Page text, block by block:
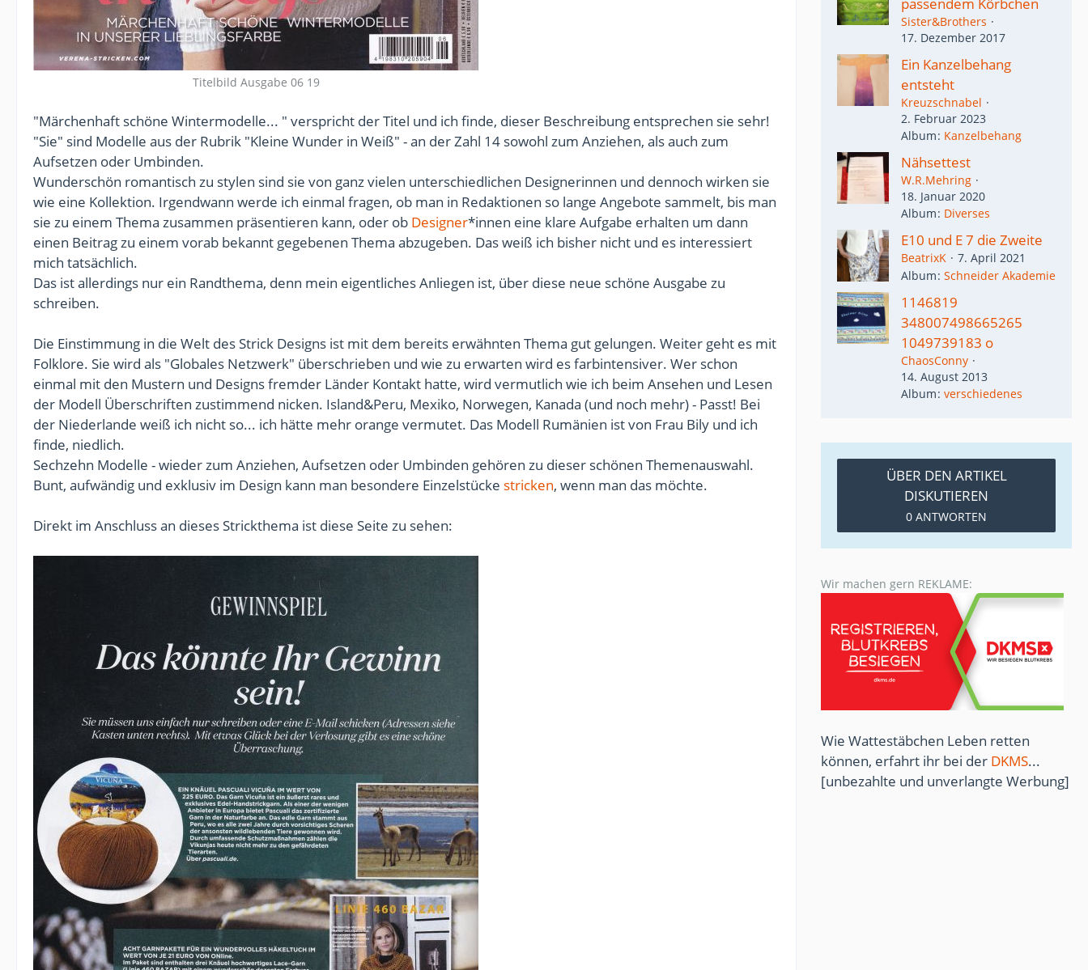
Titelbild Ausgabe 06 19
"Märchenhaft schöne Wintermodelle... " verspricht der Titel und ich finde, dieser Beschreibung entsprechen sie sehr!
"Sie" sind Modelle aus der Rubrik "Kleine Wunder in Weiß" - an der Zahl 14 sowohl zum Anziehen, als auch zum
Aufsetzen oder Umbinden.
Wunderschön romantisch zu stylen sind sie von ganz vielen unterschiedlichen Designerinnen und dennoch wirken sie
wie eine Kollektion. Irgendwann werde ich einmal fragen, ob man in Redaktionen so lange Angebote sammelt, bis man
sie zu einem Thema zusammen präsentieren kann, oder ob Designer*innen eine klare Aufgabe erhalten um dann
einen Beitrag zu einem vorab bekannt gegebenen Thema abzugeben. Das weiß ich bisher nicht und es interessiert
mich tatsächlich.
Das ist allerdings nur ein Randthema, denn mein eigentliches Anliegen ist, über diese neue schöne Ausgabe zu
schreiben.
Die Einstimmung in die Welt des Strick Designs ist mit dem bereits erwähnten Thema gut gelungen. Weiter geht es mit
Folklore. Sie wird als "Globales Netzwerk" überschrieben und wie zu erwarten wird es farbintensiver. Wer schon
einmal mit den Mustern und Designs fremder Länder Kontakt hatte, wird vermutlich wie ich beim Ansehen und Lesen
der Modell Überschriften zustimmend nicken. Island&Peru, Mexiko, Norwegen, Kanada (und noch mehr) - Passt! Bei
der Niederlande weiß ich nicht so... ich hätte mehr orange vermutet. Das Modell Rumänien ist von Frau Bily und ich
finde, niedlich.
Sechzehn Modelle - wieder zum Anziehen, Aufsetzen oder Umbinden gehören zu dieser schönen Themenauswahl.
Bunt, aufwändig und exklusiv im Design kann man besondere Einzelstücke stricken, wenn man das möchte.
Direkt im Anschluss an dieses Strickthema ist diese Seite zu sehen:
Sister&Brothers
17. Dezember 2017
Ein Kanzelbehang
entsteht
Kreuzschnabel
2. Februar 2023
Album Kanzelbehang
Nähsettest
W.R.Mehring
18. Januar 2020
Album Diverses
E10 und E 7 die Zweite
BeatrixK
7. April 2021
Album Schneider Akademie
1146819
348007498665265
1049739183 o
ChaosConny
14. August 2013
Album verschiedenes
ÜBER DEN ARTIKEL
DISKUTIEREN
0 ANTWORTEN
Wir machen gern REKLAME:
Wie Wattestäbchen Leben retten
können, erfahrt ihr bei der DKMS...
[unbezahlte und unverlangte Werbung]